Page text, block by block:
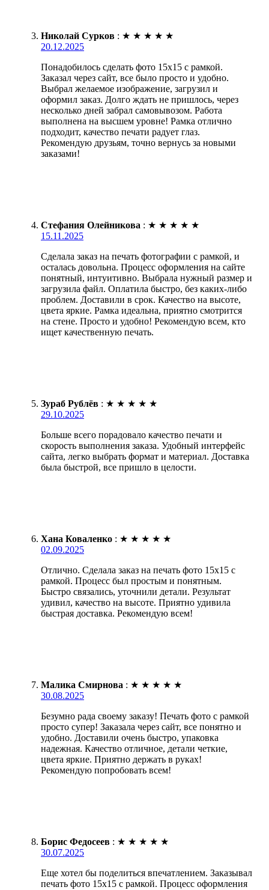
Николай Сурков : ★ ★ ★ ★ ★
20.12.2025
Понадобилось сделать фото 15х15 с рамкой.
Заказал через сайт, все было просто и удобно.
Выбрал желаемое изображение, загрузил и
оформил заказ. Долго ждать не пришлось, через
несколько дней забрал самовывозом. Работа
выполнена на высшем уровне! Рамка отлично
подходит, качество печати радует глаз.
Рекомендую друзьям, точно вернусь за новыми
заказами!
Стефания Олейникова : ★ ★ ★ ★ ★
15.11.2025
Сделала заказ на печать фотографии с рамкой, и
осталась довольна. Процесс оформления на сайте
понятный, интуитивно. Выбрала нужный размер и
загрузила файл. Оплатила быстро, без каких-либо
проблем. Доставили в срок. Качество на высоте,
цвета яркие. Рамка идеальна, приятно смотрится
на стене. Просто и удобно! Рекомендую всем, кто
ищет качественную печать.
Зураб Рублёв : ★ ★ ★ ★ ★
29.10.2025
Больше всего порадовало качество печати и
скорость выполнения заказа. Удобный интерфейс
сайта, легко выбрать формат и материал. Доставка
была быстрой, все пришло в целости.
Хана Коваленко : ★ ★ ★ ★ ★
02.09.2025
Отлично. Сделала заказ на печать фото 15х15 с
рамкой. Процесс был простым и понятным.
Быстро связались, уточнили детали. Результат
удивил, качество на высоте. Приятно удивила
быстрая доставка. Рекомендую всем!
Малика Смирнова : ★ ★ ★ ★ ★
30.08.2025
Безумно рада своему заказу! Печать фото с рамкой
просто супер! Заказала через сайт, все понятно и
удобно. Доставили очень быстро, упаковка
надежная. Качество отличное, детали четкие,
цвета яркие. Приятно держать в руках!
Рекомендую попробовать всем!
Борис Федосеев : ★ ★ ★ ★ ★
30.07.2025
Еще хотел бы поделиться впечатлением. Заказывал
печать фото 15х15 с рамкой. Процесс оформления